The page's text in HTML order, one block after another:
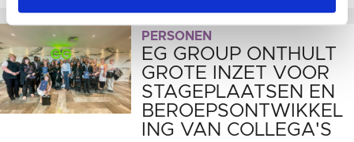
PERSONEN
EG GROUP ONTHULT
GROTE INZET VOOR
STAGEPLAATSEN EN
BEROEPSONTWIKKEL
ING VAN COLLEGA'S